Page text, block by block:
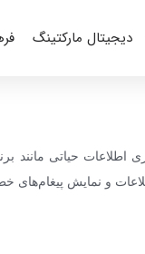
دیجیتال مارکتینگ
حیاتی مانند
و نمایش پیغام‌های